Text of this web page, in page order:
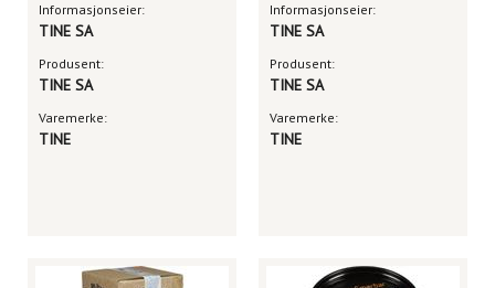
Informasjonseier:
TINE SA
Produsent:
TINE SA
Varemerke:
TINE
Informasjonseier:
TINE SA
Produsent:
TINE SA
Varemerke:
TINE